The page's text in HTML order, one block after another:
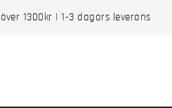
1300kr | 1-3 dagars leverans